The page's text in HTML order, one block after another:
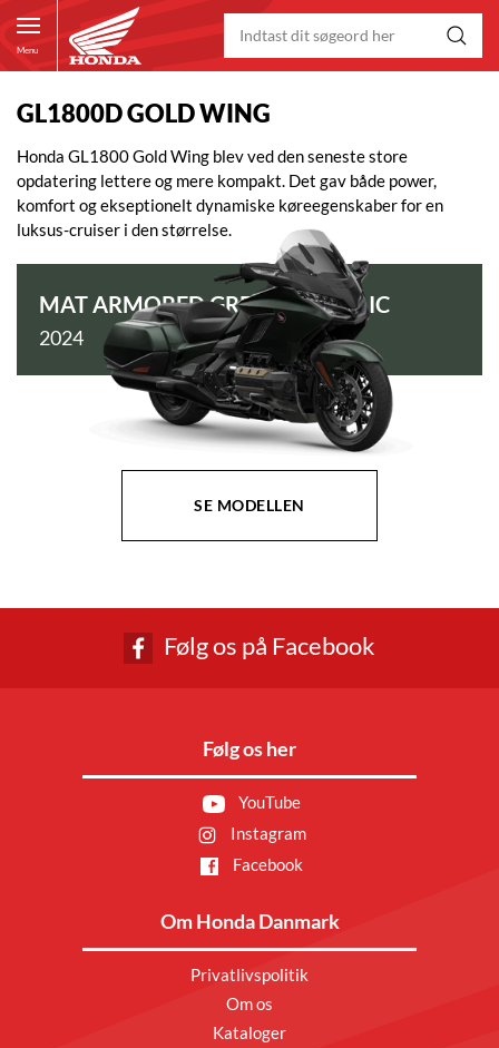
Menu
GL1800D GOLD WING
Honda GL1800 Gold Wing blev ved den seneste store
opdatering lettere og mere kompakt. Det gav både power,
komfort og ekseptionelt dynamiske køreegenskaber for en
luksus-cruiser i den størrelse.
MAT ARMORED GREEN METALLIC
2024
SE MODELLEN
Følg os på Facebook
Følg os her
YouTube
Instagram
Facebook
Om Honda Danmark
Privatlivspolitik
Om os
Kataloger